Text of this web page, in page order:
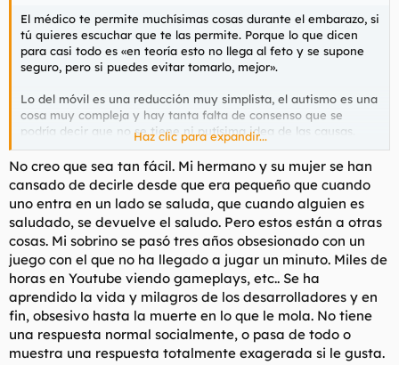
El médico te permite muchísimas cosas durante el embarazo, si
tú quieres escuchar que te las permite. Porque lo que dicen
para casi todo es «en teoría esto no llega al feto y se supone
seguro, pero si puedes evitar tomarlo, mejor».
Lo del móvil es una reducción muy simplista, el autismo es una
cosa muy compleja y hay tanta falta de consenso que se
podría decir que no se tiene ni putísima idea de las causas.
Pero como todólogo foril tengo que mencionar que nunca he
visto a una madre de un autista tener una relación saludable
con su hijo. Siempre asumí que esa relación era la
consecuencia y no la causa, pero ahora que tengo mi propia
larva y me han bombardeado con consejos, me sorprende
mucho la poca importancia que se le da a hablarles y escuchar
sus mierdas de intentos de comunicación. Pocos autistas hay
para la cantidad de Youtube kids que se les mete en vena.
No, no se la sopla, es que no sabe. No le han enseñado a
interactuar en un año y medio y luego la sorpresa es que no se
acerca a los otros niños. ¿Tu hermana se da cuenta de esto o
sólo lo has visto tú?
Haz clic para expandir...
No creo que sea tan fácil. Mi hermano y su mujer se han
cansado de decirle desde que era pequeño que cuando
uno entra en un lado se saluda, que cuando alguien es
saludado, se devuelve el saludo. Pero estos están a otras
cosas. Mi sobrino se pasó tres años obsesionado con un
juego con el que no ha llegado a jugar un minuto. Miles de
horas en Youtube viendo gameplays, etc.. Se ha
aprendido la vida y milagros de los desarrolladores y en
fin, obsesivo hasta la muerte en lo que le mola. No tiene
una respuesta normal socialmente, o pasa de todo o
muestra una respuesta totalmente exagerada si le gusta.